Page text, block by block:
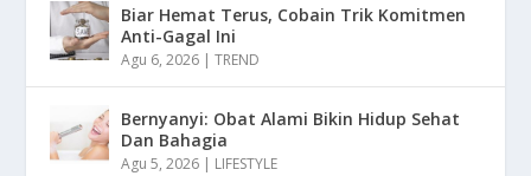
Biar Hemat Terus, Cobain Trik Komitmen
Anti-Gagal Ini
Agu 6, 2026 |TREND
Bernyanyi: Obat Alami Bikin Hidup Sehat
Dan Bahagia
Agu 5, 2026 | LIFESTYLE